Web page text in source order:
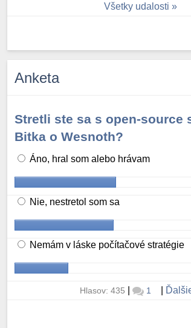
Všetky udalosti
Anketa
Stretli ste sa s open-source
Bitka o Wesnoth?
Áno, hral som alebo hrávam
Nie, nestretol som sa
Nemám v láske počítačové stratégie
Hlasov: 435 | 1